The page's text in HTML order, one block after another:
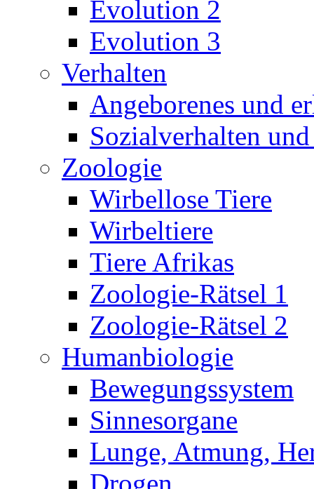
Evolution 2
Evolution 3
Verhalten
Angeborenes und
Sozialverhalten
Zoologie
Wirbellose Tiere
Wirbeltiere
Tiere Afrikas
Zoologie-Rätsel 1
Zoologie-Rätsel 2
Humanbiologie
Bewegungssystem
Sinnesorgane
Lunge, Atmung,